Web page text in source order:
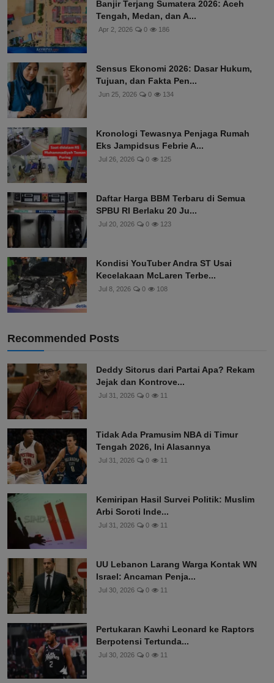
Banjir Terjang Sumatera 2026: Aceh
Tengah, Medan, dan A...
Apr 2, 2026 0 186
Sensus Ekonomi 2026: Dasar Hukum,
Tujuan, dan Fakta Pen...
Jun 25, 2026 0 134
Kronologi Tewasnya Penjaga Rumah
Eks Jampidsus Febrie A...
Jul 26, 2026 0 125
Daftar Harga BBM Terbaru di Semua
SPBU RI Berlaku 20 Ju...
Jul 20, 2026 0 123
Kondisi YouTuber Andra ST Usai
Kecelakaan McLaren Terbe...
Jul 8, 2026 0 108
Recommended Posts
Deddy Sitorus dari Partai Apa? Rekam
Jejak dan Kontrove...
Jul 31, 2026 0 11
Tidak Ada Pramusim NBA di Timur
Tengah 2026, Ini Alasannya
Jul 31, 2026 0 11
Kemiripan Hasil Survei Politik: Muslim
Arbi Soroti Inde...
Jul 31, 2026 0 11
UU Lebanon Larang Warga Kontak WN
Israel: Ancaman Penja...
Jul 30, 2026 0 11
Pertukaran Kawhi Leonard ke Raptors
Berpotensi Tertunda...
Jul 30, 2026 0 11